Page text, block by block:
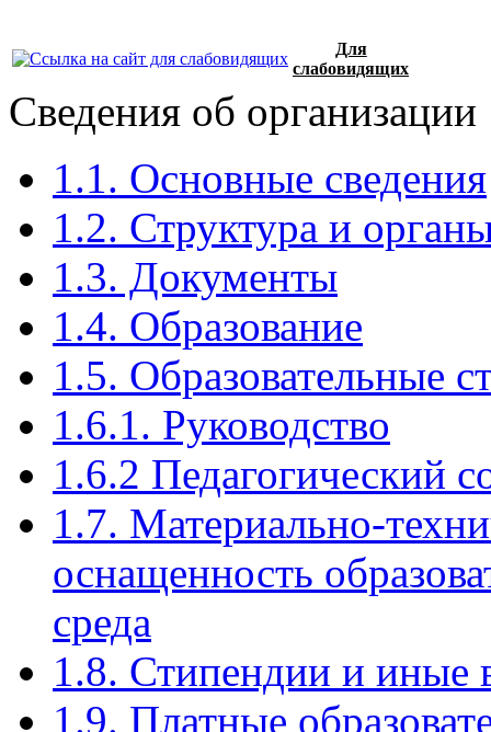
Для
слабовидящих
Сведения об организации
1.1. Основные сведения
1.2. Структура и
1.3. Документы
1.4. Образование
1.5. Образовательные
1.6.1. Руководство
1.6.2 Педагогический
1.7. Материально-
оснащенность
среда
1.8. Стипендии и иные
1.9. Платные